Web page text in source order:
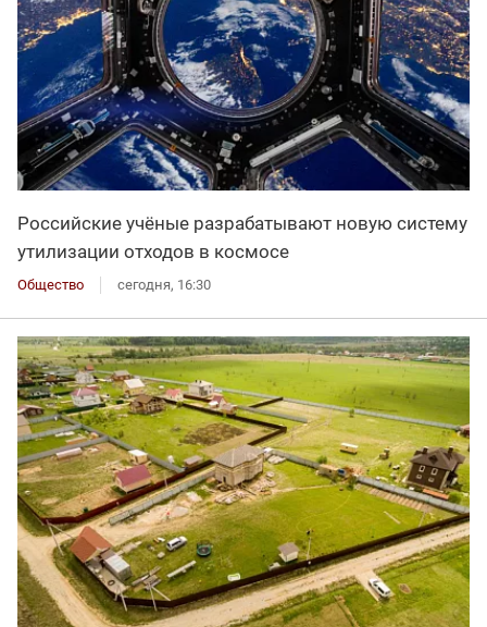
Российские учёные разрабатывают новую систему
утилизации отходов в космосе
Общество сегодня, 16:30